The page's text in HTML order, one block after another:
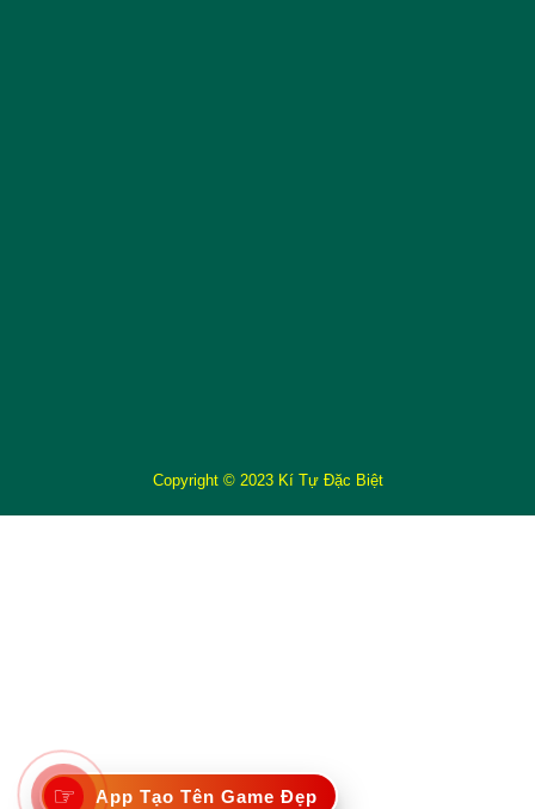
Copyright © 2023 Kí Tự Đặc Biệt
☞ App Tạo Tên Game Đẹp